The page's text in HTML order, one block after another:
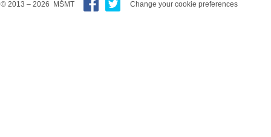
© 2013 – 2026 MŠMT Change your cookie preferences